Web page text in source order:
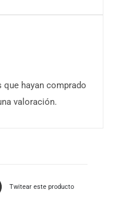
hayan comprado
valoración.
Twitear este producto